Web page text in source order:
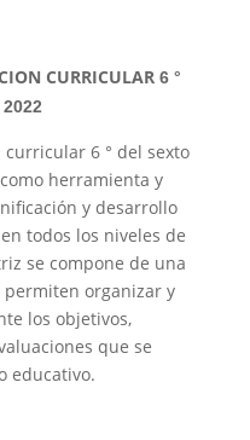
CURRICULAR6 °
2022
6 ° del sexto
herramienta y
y desarrollo
todos los niveles de
se compone de una
organizar y
los objetivos,
que se
educativo.